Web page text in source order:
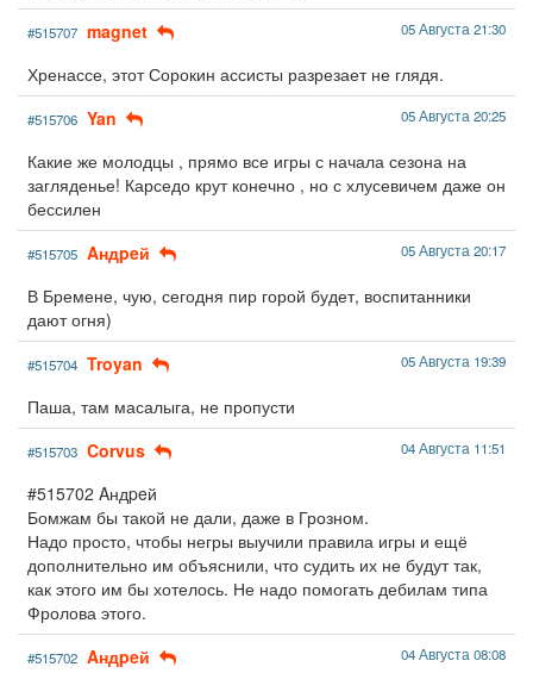
#515707 magnet 05 Августа 21:30
Хренассе, этот Сорокин ассисты разрезает не глядя.
#515706 Yan 05 Августа 20:25
Какие же молодцы , прямо все игры с начала сезона на
загляденье! Карседо крут конечно , но с хлусевичем даже он
бессилен
#515705 Aндpeй 05 Августа 20:17
В Бремене, чую, сегодня пир горой будет, воспитанники
дают огня)
#515704 Troyan 05 Августа 19:39
Паша, там масалыга, не пропусти
#515703 Corvus 04 Августа 11:51
#515702 Aндpeй
Бомжам бы такой не дали, даже в Грозном.
Надо просто, чтобы негры выучили правила игры и ещё
дополнительно им объяснили, что судить их не будут так,
как этого им бы хотелось. Не надо помогать дебилам типа
Фролова этого.
#515702 Aндpeй 04 Августа 08:08